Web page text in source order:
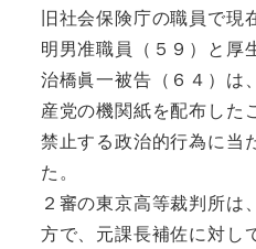
旧社会保険庁の職員で現
明男准職員（ ５９）と厚
治橋眞一被告（６４）は、
産党の機関紙を配布した
禁止する政治的行為に当
た。
２審の東京高等裁判所は
方で、 元課長補佐に対し